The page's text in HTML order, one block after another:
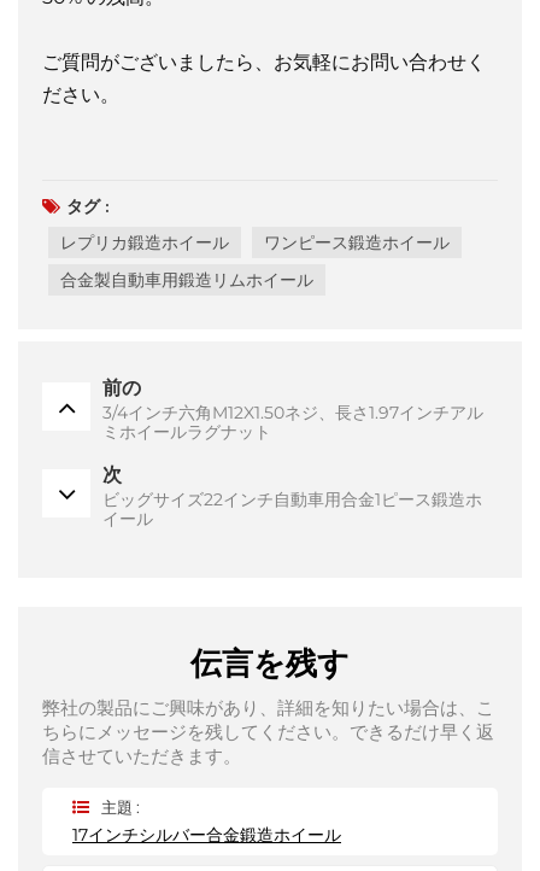
ご質問がございましたら、お気軽にお問い合わせく
ださい。
タグ :
レプリカ鍛造ホイール
ワンピース鍛造ホイール
合金製自動車用鍛造リムホイール
前の
3/4インチ六角M12X1.50ネジ、長さ1.97インチアル
ミホイールラグナット
次
ビッグサイズ22インチ自動車用合金1ピース鍛造ホ
イール
伝言を残す
弊社の製品にご興味があり、詳細を知りたい場合は、こ
ちらにメッセージを残してください。できるだけ早く返
信させていただきます。
主題 :
17インチシルバー合金鍛造ホイール